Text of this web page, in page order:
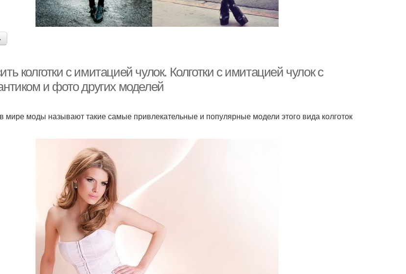
колготки с имитацией чулок. Колготки с имитацией чулок с
и фото других моделей
мире моды называют такие самые привлекательные и популярные модели этого вида колготок